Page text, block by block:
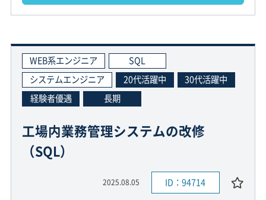
WEB系エンジニア
SQL
システムエンジニア
20代活躍中
30代活躍中
経験者優遇
長期
工場内業務管理システムの改修
（SQL）
2025.08.05 ID：94714